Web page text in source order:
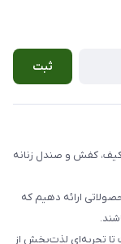
ثبت
کیف، کفش و صندل زنانه
ارائه دهیم که
تا تجربه‌ای لذت‌بخش از